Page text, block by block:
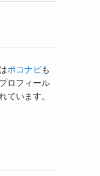
ポコナビも
ロフィール
ています。